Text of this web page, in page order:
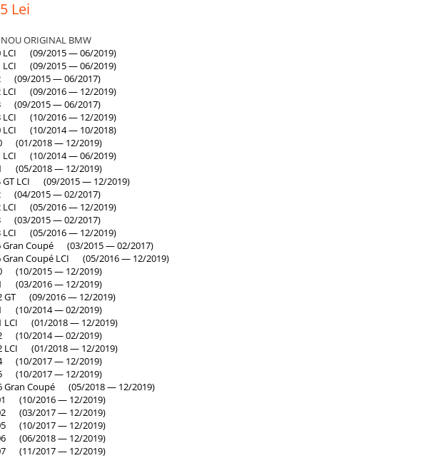
Lei
NOU ORIGINAL BMW
LCI (09/2015 — 06/2019)
LCI (09/2015 — 06/2019)
(09/2015 — 06/2017)
LCI (09/2016 — 12/2019)
(09/2015 — 06/2017)
LCI (10/2016 — 12/2019)
LCI (10/2014 — 10/2018)
(01/2018 — 12/2019)
LCI (10/2014 — 06/2019)
(05/2018 — 12/2019)
GT LCI (09/2015 — 12/2019)
(04/2015 — 02/2017)
LCI (05/2016 — 12/2019)
(03/2015 — 02/2017)
LCI (05/2016 — 12/2019)
Gran Coupé (03/2015 — 02/2017)
Gran Coupé LCI (05/2016 — 12/2019)
(10/2015 — 12/2019)
(03/2016 — 12/2019)
GT (09/2016 — 12/2019)
(10/2014 — 02/2019)
LCI (01/2018 — 12/2019)
(10/2014 — 02/2019)
LCI (01/2018 — 12/2019)
(10/2017 — 12/2019)
(10/2017 — 12/2019)
Gran Coupé (05/2018 — 12/2019)
(10/2016 — 12/2019)
(03/2017 — 12/2019)
(10/2017 — 12/2019)
(06/2018 — 12/2019)
(11/2017 — 12/2019)